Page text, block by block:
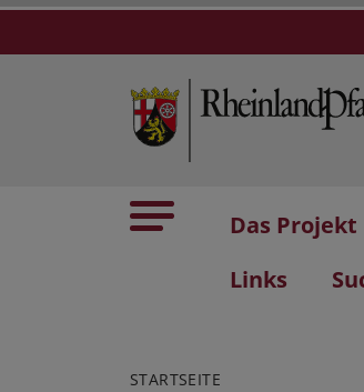
Das Projekt
Links
STARTSEITE